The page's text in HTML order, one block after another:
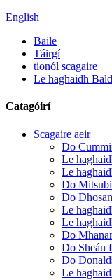
English
Baile
Táirgí
tionól scagaire
Le haghaidh
Catagóirí
Scagaire aeir
Do
Le
Le
Do
Do Dhosan
Le
Le
Do
Do Sheán
Do
Le